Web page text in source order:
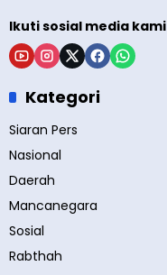
Ikuti sosial media kami
Kategori
Siaran Pers
Nasional
Daerah
Mancanegara
Sosial
Rabthah